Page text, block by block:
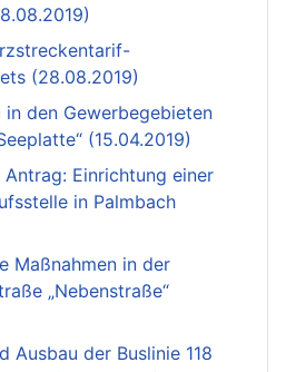
(28.08.2019)
in den Gewerbegebieten
(15.04.2019)
Einrichtung einer
in Palmbach
Maßnahmen in der
„Nebenstraße“
Ausbau der Buslinie 118